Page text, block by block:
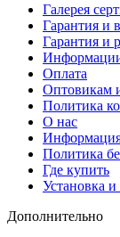
Галерея
Гарантия и
Гарантия и
Оплата
Оптовикам
Политика
О нас
Информация
Политика
Где купить
Установка и
Дополнительно